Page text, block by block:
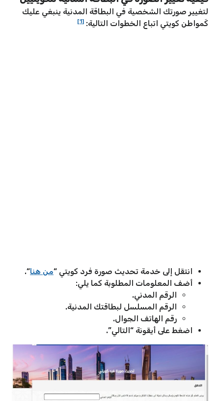
لتغيير صورتك الشخصية في البطاقة المدنية ينبغي عليك
كَمواطن كويتي اتباع الخطوات التالية: [1]
انتقل إلى خدمة تحديث صورة فرد كويتي “من هنا“.
أضف المعلومات المطلوبة كما يلي:
الرقم المدني.
الرقم المسلسل لبطاقتك المدنية.
رقم الهاتف الجوال.
اضغط على أيقونة “التالي”.